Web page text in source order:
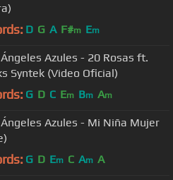
D G A F#m Em
Azules - 20 Rosas ft.
Syntek (Video Oficial)
G D C Em Bm Am
Azules - Mi Niña Mujer
G D Em C Am A